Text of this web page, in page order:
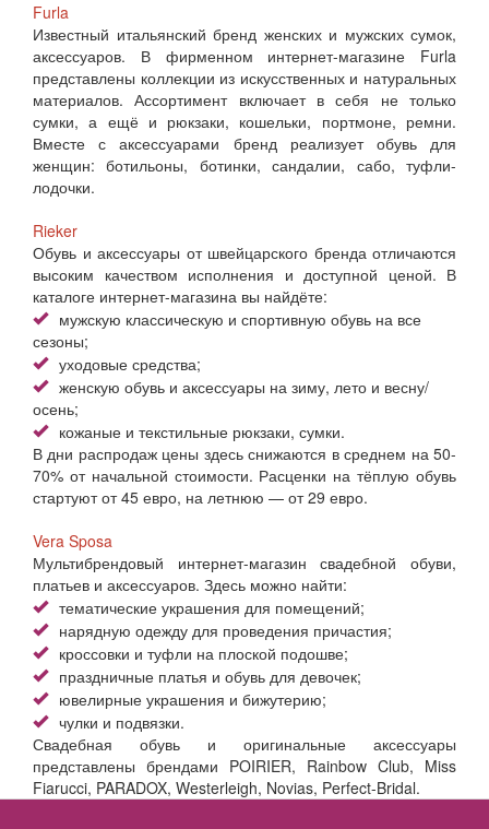
Furla
Известный итальянский бренд женских и мужских сумок,
аксессуаров. В фирменном интернет-магазине Furla
представлены коллекции из искусственных и натуральных
материалов. Ассортимент включает в себя не только
сумки, а ещё и рюкзаки, кошельки, портмоне, ремни.
Вместе с аксессуарами бренд реализует обувь для
женщин: ботильоны, ботинки, сандалии, сабо, туфли-
лодочки.
Rieker
Обувь и аксессуары от швейцарского бренда отличаются
высоким качеством исполнения и доступной ценой. В
каталоге интернет-магазина вы найдёте:
мужскую классическую и спортивную обувь на все
сезоны;
уходовые средства;
женскую обувь и аксессуары на зиму, лето и весну/
осень;
кожаные и текстильные рюкзаки, сумки.
В дни распродаж цены здесь снижаются в среднем на 50-
70% от начальной стоимости. Расценки на тёплую обувь
стартуют от 45 евро, на летнюю — от 29 евро.
Vera Sposa
Мультибрендовый интернет-магазин свадебной обуви,
платьев и аксессуаров. Здесь можно найти:
тематические украшения для помещений;
нарядную одежду для проведения причастия;
кроссовки и туфли на плоской подошве;
праздничные платья и обувь для девочек;
ювелирные украшения и бижутерию;
чулки и подвязки.
Свадебная обувь и оригинальные аксессуары
представлены брендами POIRIER, Rainbow Club, Miss
Fiarucci, PARADOX, Westerleigh, Novias, Perfect-Bridal.